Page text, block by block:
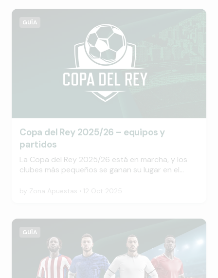
historia del año, desde estrellas en ascenso hasta
nuevas rivalidades en ambas conferencias.
GUÍA
Copa del Rey 2025/26 – equipos y
partidos
La Copa del Rey 2025/26 está en marcha, y los
clubes más pequeños se ganan su lugar en el
equipos de divisiones superiores, los nuevos
by Zona Apuestas 12 Oct 2025
GUÍA